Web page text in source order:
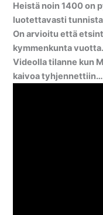
Heistä noin 1400 on
luotettavasti
On arvioitu että
kymmenkunta
Videolla tilanne kun
kaivoa tyhjennettiin…